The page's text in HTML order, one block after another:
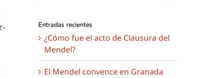
Entradas recientes
¿Cómo fue el acto de Clausura del
Mendel?
El Mendel convence en Granada